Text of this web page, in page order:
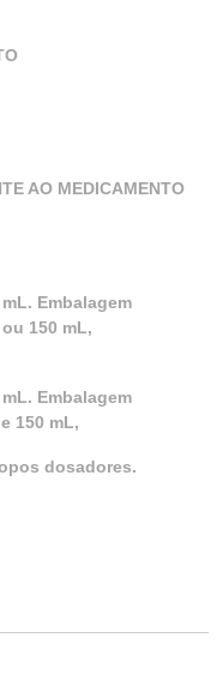
AO MEDICAMENTO
Embalagem
150 mL,
Embalagem
150 mL,
dosadores.